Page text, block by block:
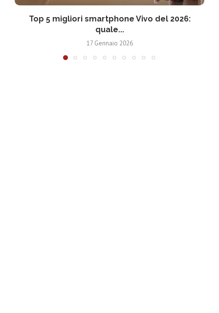
Top 5 migliori smartphone Vivo del 2026:
quale...
17 Gennaio 2026